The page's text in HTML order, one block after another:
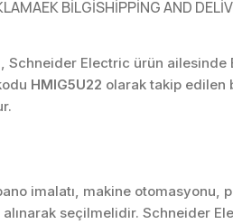
EK BILGISHIPPING AND
, Schneider Electric ürün ailesinde
HMIG5U22 olarak takip edilen
imalatı, makine
seçilmelidir. Schneider